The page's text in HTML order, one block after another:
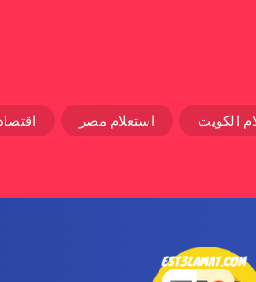
الكويت استعلام مصر